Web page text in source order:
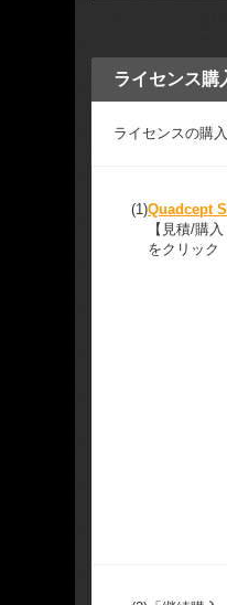
ライセンス購
ライセンスの購
(1)Quadcept
【見積/購
をクリック